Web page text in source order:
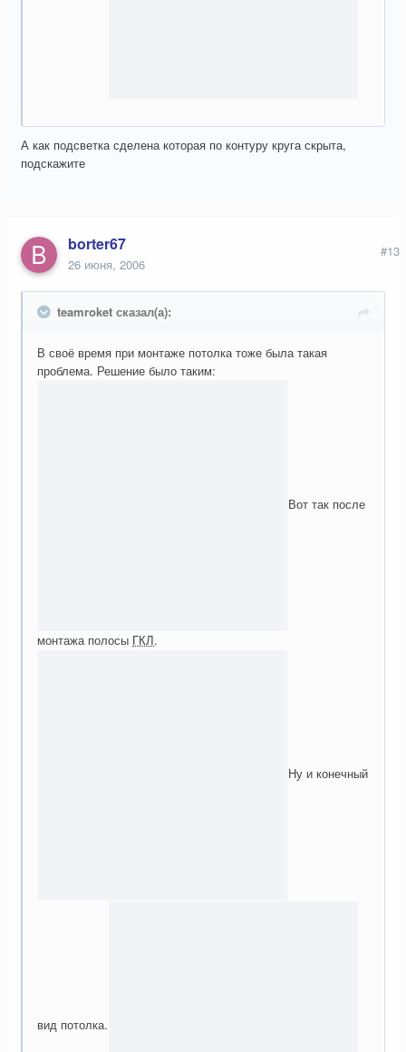
А как подсветка сделена которая по контуру круга скрыта,
подскажите
borter67
26 июня, 2006
#13
teamroket сказал(а):
В своё время при монтаже потолка тоже была такая
проблема. Решение было таким:
Вот так после
монтажа полосы ГКЛ.
Ну и конечный
вид потолка.